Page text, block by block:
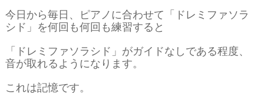
今日から毎日、ピアノに合わせて「ドレミファソラ
シド」を何回も何回も練習すると
「ドレミファソラシド」がガイドなしである程度、
音が取れるようになります。
これは記憶です。